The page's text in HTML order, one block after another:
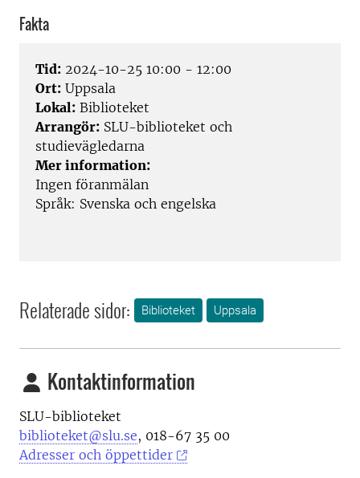
Fakta
Tid: 2024-10-25 10:00 - 12:00
Ort: Uppsala
Lokal: Biblioteket
Arrangör: SLU-biblioteket och
studievägledarna
Mer information:
Ingen föranmälan
Språk: Svenska och engelska
Relaterade sidor: Biblioteket Uppsala
Kontaktinformation
SLU-biblioteket
biblioteket@slu.se, 018-67 35 00
Adresser och öppettider